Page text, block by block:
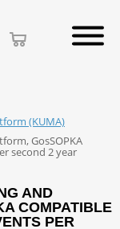
(KUMA)
GosSOPKA
second 2 year
AND
COMPATIBLE
PER